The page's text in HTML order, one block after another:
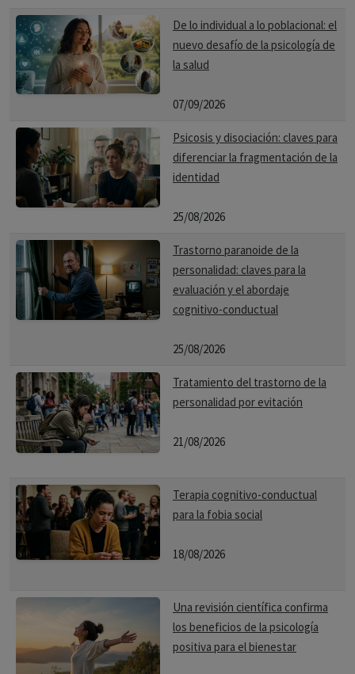
De lo individual a lo poblacional: el
nuevo desafío de la psicología de
la salud
07/09/2026
Psicosis y disociación: claves para
diferenciar la fragmentación de la
identidad
25/08/2026
Trastorno paranoide de la
personalidad: claves para la
evaluación y el abordaje
cognitivo-conductual
25/08/2026
Tratamiento del trastorno de la
personalidad por evitación
21/08/2026
Terapia cognitivo-conductual
para la fobia social
18/08/2026
Una revisión científica confirma
los beneficios de la psicología
positiva para el bienestar